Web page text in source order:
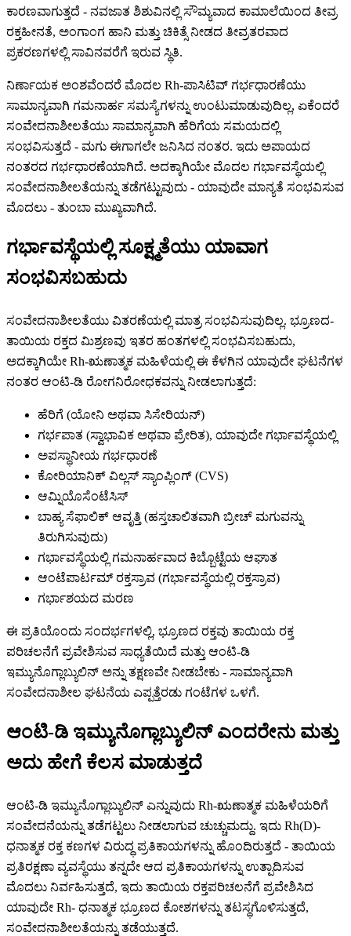
ಕಾರಣವಾಗುತ್ತದೆ - ನವಜಾತ ಶಿಶುವಿನಲ್ಲಿ ಸೌಮ್ಯವಾದ ಕಾಮಾಲೆಯಿಂದ ತೀವ್ರ
ರಕ್ತಹೀನತೆ, ಅಂಗಾಂಗ ಹಾನಿ ಮತ್ತು ಚಿಕಿತ್ಸೆ ನೀಡದ ತೀವ್ರತರವಾದ
ಪ್ರಕರಣಗಳಲ್ಲಿ ಸಾವಿನವರೆಗೆ ಇರುವ ಸ್ಥಿತಿ.
ನಿರ್ಣಾಯಕ ಅಂಶವೆಂದರೆ ಮೊದಲ Rh-ಪಾಸಿಟಿವ್ ಗರ್ಭಧಾರಣೆಯು
ಸಾಮಾನ್ಯವಾಗಿ ಗಮನಾರ್ಹ ಸಮಸ್ಯೆಗಳನ್ನು ಉಂಟುಮಾಡುವುದಿಲ್ಲ, ಏಕೆಂದರೆ
ಸಂವೇದನಾಶೀಲತೆಯು ಸಾಮಾನ್ಯವಾಗಿ ಹೆರಿಗೆಯ ಸಮಯದಲ್ಲಿ
ಸಂಭವಿಸುತ್ತದೆ - ಮಗು ಈಗಾಗಲೇ ಜನಿಸಿದ ನಂತರ. ಇದು ಅಪಾಯದ
ನಂತರದ ಗರ್ಭಧಾರಣೆಯಾಗಿದೆ. ಅದಕ್ಕಾಗಿಯೇ ಮೊದಲ ಗರ್ಭಾವಸ್ಥೆಯಲ್ಲಿ
ಸಂವೇದನಾಶೀಲತೆಯನ್ನು ತಡೆಗಟ್ಟುವುದು - ಯಾವುದೇ ಮಾನ್ಯತೆ ಸಂಭವಿಸುವ
ಮೊದಲು - ತುಂಬಾ ಮುಖ್ಯವಾಗಿದೆ.
ಗರ್ಭಾವಸ್ಥೆಯಲ್ಲಿ ಸೂಕ್ಷ್ಮತೆಯು ಯಾವಾಗ
ಸಂಭವಿಸಬಹುದು
ಸಂವೇದನಾಶೀಲತೆಯು ವಿತರಣೆಯಲ್ಲಿ ಮಾತ್ರ ಸಂಭವಿಸುವುದಿಲ್ಲ. ಭ್ರೂಣದ-
ತಾಯಿಯ ರಕ್ತದ ಮಿಶ್ರಣವು ಇತರ ಹಂತಗಳಲ್ಲಿ ಸಂಭವಿಸಬಹುದು,
ಅದಕ್ಕಾಗಿಯೇ Rh-ಋಣಾತ್ಮಕ ಮಹಿಳೆಯಲ್ಲಿ ಈ ಕೆಳಗಿನ ಯಾವುದೇ ಘಟನೆಗಳ
ನಂತರ ಆಂಟಿ-ಡಿ ರೋಗನಿರೋಧಕವನ್ನು ನೀಡಲಾಗುತ್ತದೆ:
ಹೆರಿಗೆ (ಯೋನಿ ಅಥವಾ ಸಿಸೇರಿಯನ್)
ಗರ್ಭಪಾತ (ಸ್ವಾಭಾವಿಕ ಅಥವಾ ಪ್ರೇರಿತ), ಯಾವುದೇ ಗರ್ಭಾವಸ್ಥೆಯಲ್ಲಿ
ಅಪಸ್ಥಾನೀಯ ಗರ್ಭಧಾರಣೆ
ಕೋರಿಯಾನಿಕ್ ವಿಲ್ಲಸ್ ಸ್ಯಾಂಪ್ಲಿಂಗ್ (CVS)
ಆಮ್ನಿಯೊಸೆಂಟೆಸಿಸ್
ಬಾಹ್ಯ ಸೆಫಾಲಿಕ್ ಆವೃತ್ತಿ (ಹಸ್ತಚಾಲಿತವಾಗಿ ಬ್ರೀಚ್ ಮಗುವನ್ನು
ತಿರುಗಿಸುವುದು)
ಗರ್ಭಾವಸ್ಥೆಯಲ್ಲಿ ಗಮನಾರ್ಹವಾದ ಕಿಬ್ಬೊಟ್ಟೆಯ ಆಘಾತ
ಆಂಟೆಪಾರ್ಟಮ್ ರಕ್ತಸ್ರಾವ (ಗರ್ಭಾವಸ್ಥೆಯಲ್ಲಿ ರಕ್ತಸ್ರಾವ)
ಗರ್ಭಾಶಯದ ಮರಣ
ಈ ಪ್ರತಿಯೊಂದು ಸಂದರ್ಭಗಳಲ್ಲಿ, ಭ್ರೂಣದ ರಕ್ತವು ತಾಯಿಯ ರಕ್ತ
ಪರಿಚಲನೆಗೆ ಪ್ರವೇಶಿಸುವ ಸಾಧ್ಯತೆಯಿದೆ ಮತ್ತು ಆಂಟಿ-ಡಿ
ಇಮ್ಯುನೊಗ್ಲಾಬ್ಯುಲಿನ್ ಅನ್ನು ತಕ್ಷಣವೇ ನೀಡಬೇಕು - ಸಾಮಾನ್ಯವಾಗಿ
ಸಂವೇದನಾಶೀಲ ಘಟನೆಯ ಎಪ್ಪತ್ತೆರಡು ಗಂಟೆಗಳ ಒಳಗೆ.
ಆಂಟಿ-ಡಿ ಇಮ್ಯುನೊಗ್ಲಾಬ್ಯುಲಿನ್ ಎಂದರೇನು ಮತ್ತು
ಅದು ಹೇಗೆ ಕೆಲಸ ಮಾಡುತ್ತದೆ
ಆಂಟಿ-ಡಿ ಇಮ್ಯುನೊಗ್ಲಾಬ್ಯುಲಿನ್ ಎನ್ನುವುದು Rh-ಋಣಾತ್ಮಕ ಮಹಿಳೆಯರಿಗೆ
ಸಂವೇದನೆಯನ್ನು ತಡೆಗಟ್ಟಲು ನೀಡಲಾಗುವ ಚುಚ್ಚುಮದ್ದು. ಇದು Rh(D)-
ಧನಾತ್ಮಕ ರಕ್ತ ಕಣಗಳ ವಿರುದ್ಧ ಪ್ರತಿಕಾಯಗಳನ್ನು ಹೊಂದಿರುತ್ತದೆ - ತಾಯಿಯ
ಪ್ರತಿರಕ್ಷಣಾ ವ್ಯವಸ್ಥೆಯು ತನ್ನದೇ ಆದ ಪ್ರತಿಕಾಯಗಳನ್ನು ಉತ್ಪಾದಿಸುವ
ಮೊದಲು ನಿರ್ವಹಿಸುತ್ತದೆ, ಇದು ತಾಯಿಯ ರಕ್ತಪರಿಚಲನೆಗೆ ಪ್ರವೇಶಿಸಿದ
ಯಾವುದೇ Rh- ಧನಾತ್ಮಕ ಭ್ರೂಣದ ಕೋಶಗಳನ್ನು ತಟಸ್ಥಗೊಳಿಸುತ್ತದೆ,
ಸಂವೇದನಾಶೀಲತೆಯನ್ನು ತಡೆಯುತ್ತದೆ.